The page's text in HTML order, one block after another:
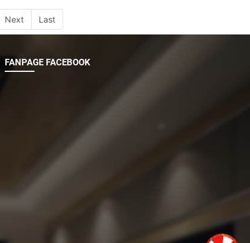
Next Last
FANPAGE FACEBOOK